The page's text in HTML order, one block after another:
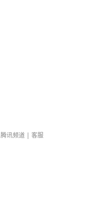
腾讯频道 | 客服